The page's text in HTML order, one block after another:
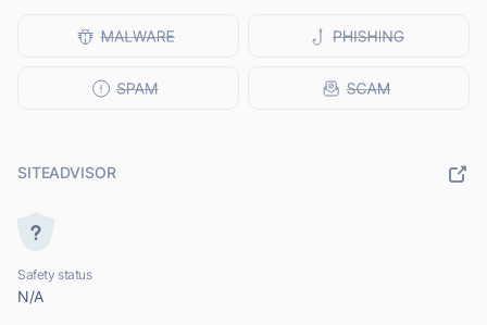
SITEADVISOR
Safety status
N/A